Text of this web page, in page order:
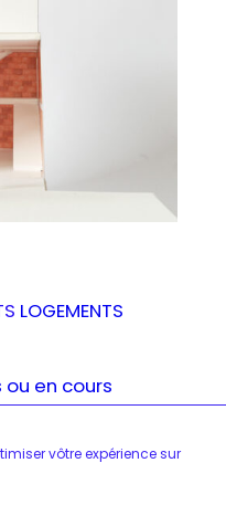
vôtre expérience sur
LOGEMENTS
en cours